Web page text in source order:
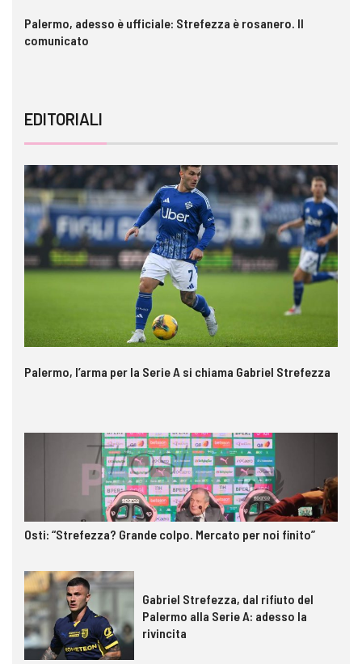
Palermo, adesso è ufficiale: Strefezza è rosanero. Il
comunicato
EDITORIALI
Palermo, l’arma per la Serie A si chiama Gabriel Strefezza
Osti: “Strefezza? Grande colpo. Mercato per noi finito”
Gabriel Strefezza, dal rifiuto del
Palermo alla Serie A: adesso la
rivincita